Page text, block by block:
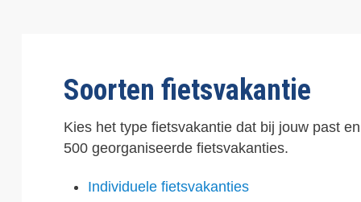
Soorten fietsvakantie
Kies het type fietsvakantie dat bij jouw past
500 georganiseerde fietsvakanties.
Individuele fietsvakanties